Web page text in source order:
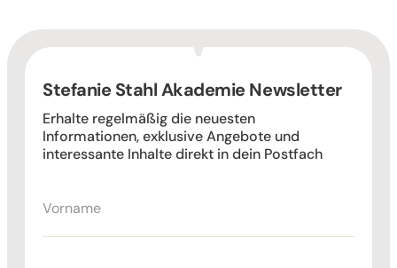
Stefanie Stahl Akademie Newsletter
Erhalte regelmäßig die neuesten
Informationen, exklusive Angebote und
interessante Inhalte direkt in dein Postfach